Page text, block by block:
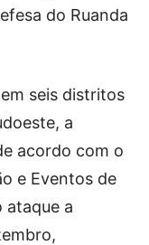
do Ruanda
seis distritos
a
acordo com o
e Eventos de
ataque a